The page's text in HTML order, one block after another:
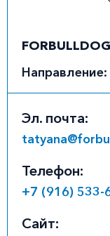
Направление:
Эл. почта:
Телефон:
+7 (916) 533-
Сайт: